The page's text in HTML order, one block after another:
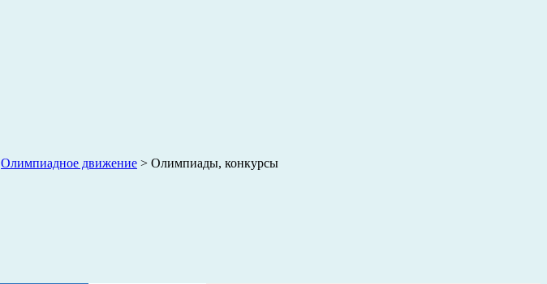
Олимпиадное движение > Олимпиады, конкурсы